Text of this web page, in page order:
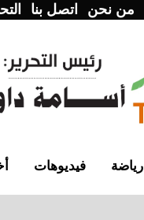
من نحن اتصل بنا
فيديوهات رياضة